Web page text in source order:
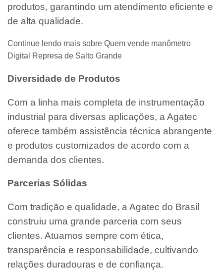
produtos, garantindo um atendimento eficiente e
de alta qualidade.
Continue lendo mais sobre Quem vende manômetro
Digital Represa de Salto Grande
Diversidade de Produtos
Com a linha mais completa de instrumentação
industrial para diversas aplicações, a Agatec
oferece também assistência técnica abrangente
e produtos customizados de acordo com a
demanda dos clientes.
Parcerias Sólidas
Com tradição e qualidade, a Agatec do Brasil
construiu uma grande parceria com seus
clientes. Atuamos sempre com ética,
transparência e responsabilidade, cultivando
relações duradouras e de confiança.